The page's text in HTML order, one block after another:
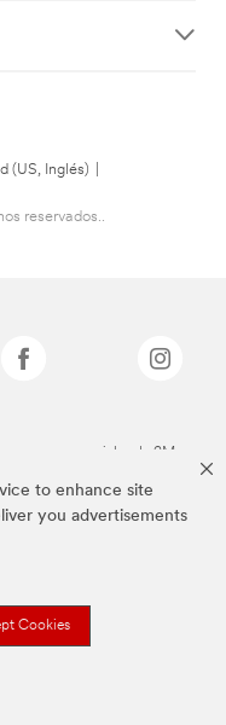
to enhance site
you advertisements
Cookies
(US, Inglés)
reservados..
marcas comerciales de 3M.